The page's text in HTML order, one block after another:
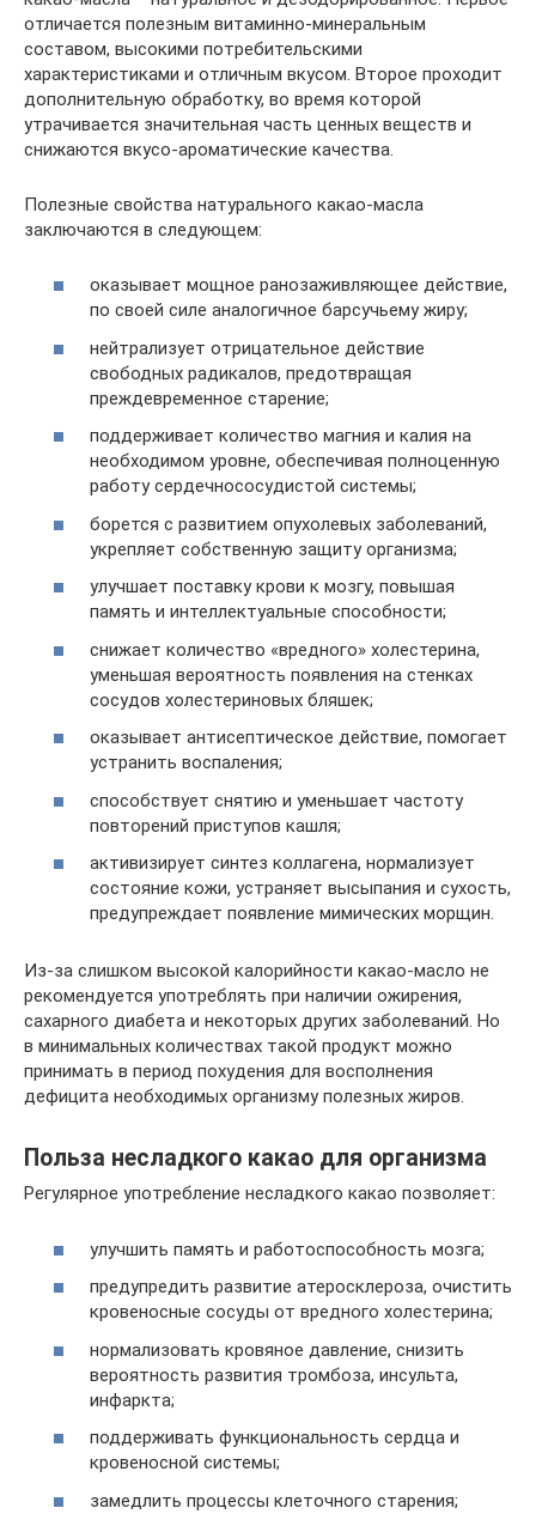
отличается полезным витаминно-минеральным
составом, высокими потребительскими
характеристиками и отличным вкусом. Второе проходит
дополнительную обработку, во время которой
утрачивается значительная часть ценных веществ и
снижаются вкусо-ароматические качества.
Полезные свойства натурального какао-масла
заключаются в следующем:
оказывает мощное ранозаживляющее действие,
по своей силе аналогичное барсучьему жиру;
нейтрализует отрицательное действие
свободных радикалов, предотвращая
преждевременное старение;
поддерживает количество магния и калия на
необходимом уровне, обеспечивая полноценную
работу сердечнососудистой системы;
борется с развитием опухолевых заболеваний,
укрепляет собственную защиту организма;
улучшает поставку крови к мозгу, повышая
память и интеллектуальные способности;
снижает количество «вредного» холестерина,
уменьшая вероятность появления на стенках
сосудов холестериновых бляшек;
оказывает антисептическое действие, помогает
устранить воспаления;
способствует снятию и уменьшает частоту
повторений приступов кашля;
активизирует синтез коллагена, нормализует
состояние кожи, устраняет высыпания и сухость,
предупреждает появление мимических морщин.
Из-за слишком высокой калорийности какао-масло не
рекомендуется употреблять при наличии ожирения,
сахарного диабета и некоторых других заболеваний. Но
в минимальных количествах такой продукт можно
принимать в период похудения для восполнения
дефицита необходимых организму полезных жиров.
Польза несладкого какао для организма
Регулярное употребление несладкого какао позволяет:
улучшить память и работоспособность мозга;
предупредить развитие атеросклероза, очистить
кровеносные сосуды от вредного холестерина;
нормализовать кровяное давление, снизить
вероятность развития тромбоза, инсульта,
инфаркта;
поддерживать функциональность сердца и
кровеносной системы;
замедлить процессы клеточного старения;